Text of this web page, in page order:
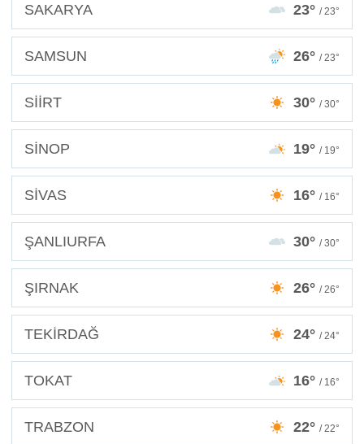
SAKARYA 23° / 23°
SAMSUN 26° / 23°
SİİRT 30° / 30°
SİNOP 19° / 19°
SİVAS 16° / 16°
ŞANLIURFA 30° / 30°
ŞIRNAK 26° / 26°
TEKİRDAĞ 24° / 24°
TOKAT 16° / 16°
TRABZON 22° / 22°